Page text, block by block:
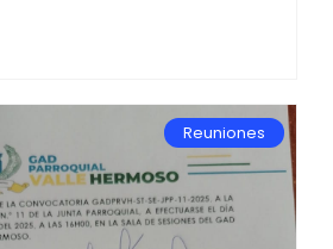
Reuniones